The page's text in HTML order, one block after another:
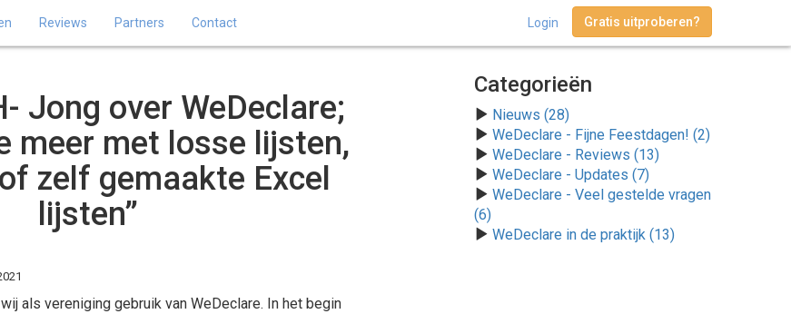
Reviews Partners Contact Login Gratis uitproberen?
Jong over WeDeclare;
meer met losse lijsten,
zelf gemaakte Excel
lijsten”
als vereniging gebruik van WeDeclare. In het begin
Categorieën
Nieuws (28)
WeDeclare - Fijne Feestdagen! (2)
WeDeclare - Reviews (13)
WeDeclare - Updates (7)
WeDeclare - Veel gestelde vragen
(6)
WeDeclare in de praktijk (13)